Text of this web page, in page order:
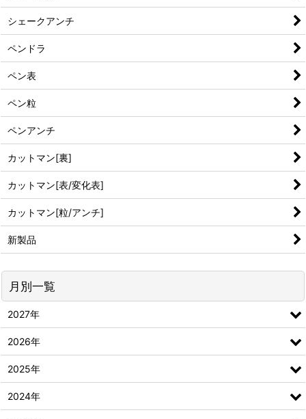
シェークアンチ
ペンドラ
ペン表
ペン粒
ペンアンチ
カットマン[裏]
カットマン[表/変化表]
カットマン[粒/アンチ]
新製品
月別一覧
2027年
2026年
2025年
2024年